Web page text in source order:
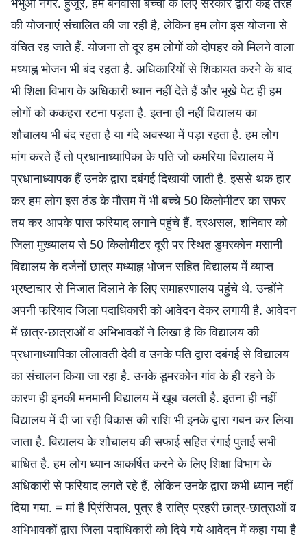
की योजनाएं संचालित की जा रही है, लेकिन हम लोग इस योजना से
वंचित रह जाते हैं. योजना तो दूर हम लोगों को दोपहर को मिलने वाला
मध्याह्न भोजन भी बंद रहता है. अधिकारियों से शिकायत करने के बाद
भी शिक्षा विभाग के अधिकारी ध्यान नहीं देते हैं और भूखे पेट ही हम
लोगों को ककहरा रटना पड़ता है. इतना ही नहीं विद्यालय का
शौचालय भी बंद रहता है या गंदे अवस्था में पड़ा रहता है. हम लोग
मांग करते हैं तो प्रधानाध्यापिका के पति जो कमरिया विद्यालय में
प्रधानाध्यापक हैं उनके द्वारा दबंगई दिखायी जाती है. इससे थक हार
कर हम लोग इस ठंड के मौसम में भी बच्चे 50 किलोमीटर का सफर
तय कर आपके पास फरियाद लगाने पहुंचे हैं. दरअसल, शनिवार को
जिला मुख्यालय से 50 किलोमीटर दूरी पर स्थित डुमरकोन मसानी
विद्यालय के दर्जनों छात्र मध्याह्न भोजन सहित विद्यालय में व्याप्त
भ्रष्टाचार से निजात दिलाने के लिए समाहरणालय पहुंचे थे. उन्होंने
अपनी फरियाद जिला पदाधिकारी को आवेदन देकर लगायी है. आवेदन
में छात्र-छात्राओं व अभिभावकों ने लिखा है कि विद्यालय की
प्रधानाध्यापिका लीलावती देवी व उनके पति द्वारा दबंगई से विद्यालय
का संचालन किया जा रहा है. उनके डूमरकोन गांव के ही रहने के
कारण ही इनकी मनमानी विद्यालय में खूब चलती है. इतना ही नहीं
विद्यालय में दी जा रही विकास की राशि भी इनके द्वारा गबन कर लिया
जाता है. विद्यालय के शौचालय की सफाई सहित रंगाई पुताई सभी
बाधित है. हम लोग ध्यान आकर्षित करने के लिए शिक्षा विभाग के
अधिकारी से फरियाद लगते रहे हैं, लेकिन उनके द्वारा कभी ध्यान नहीं
दिया गया. = मां है प्रिंसिपल, पुत्र है रात्रि प्रहरी छात्र-छात्राओं व
अभिभावकों द्वारा जिला पदाधिकारी को दिये गये आवेदन में कहा गया है